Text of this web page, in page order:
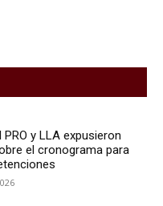
y LLA expusieron
el cronograma para